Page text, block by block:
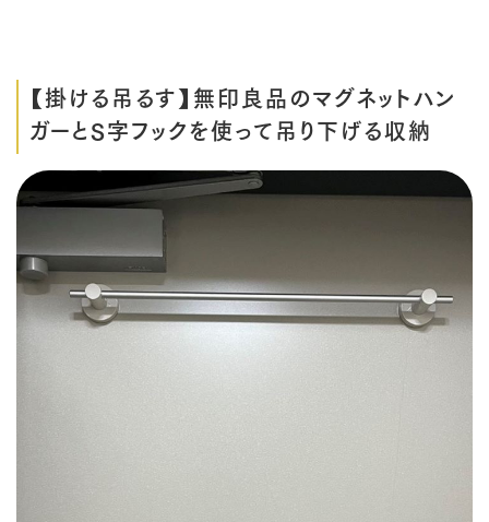
【掛ける吊るす】無印良品のマグネットハン
ガーとS字フックを使って吊り下げる収納